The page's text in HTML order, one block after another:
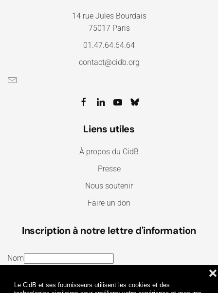
Le CidB et ses fournisseurs utilisent les cookies et des
❌
14 rue Jules Bourdais
75017 Paris
01.47.64.64.64
contact@cidb.org
Liens utiles
À propos du CidB
Presse
Nous soutenir
Faire un don
Inscription à notre lettre d'information
Nom